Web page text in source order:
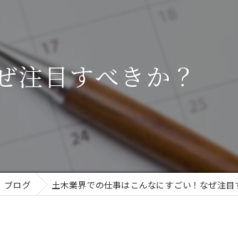
伊豆の国市の土木
正社員
アルバイト
注目すべきか？
ブログ 土木業界での仕事はこんなにすごい！なぜ注目